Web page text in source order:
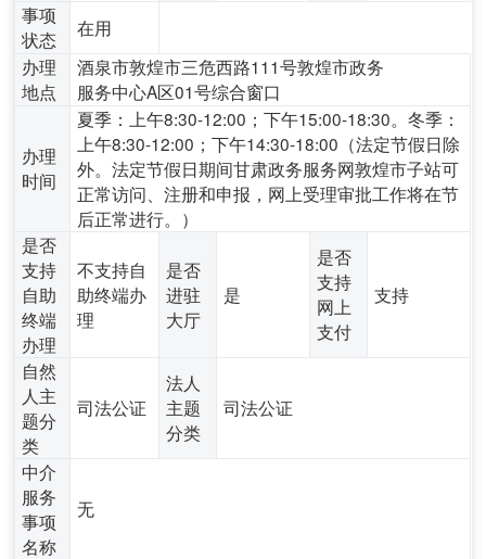
事项
状态
在用
办理
地点
酒泉市敦煌市三危西路111号敦煌市政务
服务中心A区01号综合窗口
办理
时间
夏季：上午8:30-12:00；下午15:00-18:30。冬季：
上午8:30-12:00；下午14:30-18:00（法定节假日除
外。法定节假日期间甘肃政务服务网敦煌市子站可
正常访问、注册和申报，网上受理审批工作将在节
后正常进行。）
是否
支持
自助
终端
办理
不支持自
助终端办
理
是否
进驻
大厅
是
是否
支持
网上
支付
支持
自然
人主
题分
类
司法公证
法人
主题
分类
司法公证
中介
服务
事项
名称
无